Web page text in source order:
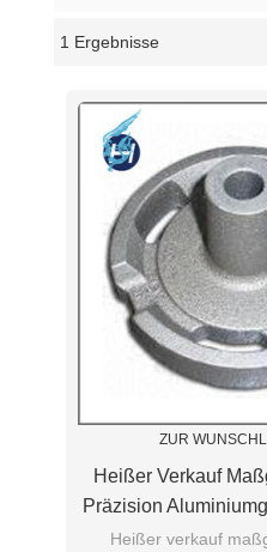
1 Ergebnisse
ZUR
Heißer Verkauf
Präzision
Druckguss
Heißer verkauf